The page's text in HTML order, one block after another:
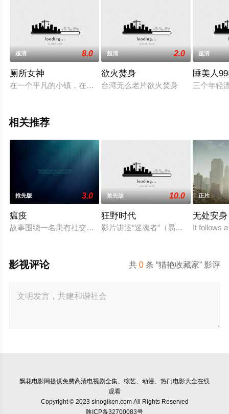
超清 8.0
厕所女神
在一个平凡的小镇，在酒店底层工作的单身妈妈植村洋子（夏川
超清 2.0
欲火焚身
台湾无么老片欲火焚身
超清
睡美人
三个年轻
相关推荐
抢先版 3.0
瘟疫
故事围绕一名患有社交焦虑的十二岁少年展开。在男子水球夏令
抢先版 10.0
狂野时代
影片讲述“迷魂者”（易烊千玺 饰）
正片
无处安身
It follows
共0 条 “猎艳收藏家” 影评
影视评论
飘花电影网提供免费高清电视剧全集、综艺、动漫、热门电影大全在线
观看
Copyright © 2023 sinogiken.com All Rights Reserved
陕ICP备32700083号